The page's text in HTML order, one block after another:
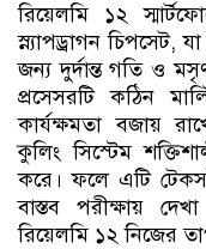
রিয়েলমি ১২
স্ন্যাপড্রাগন চিপসেট,
জন্য দুর্দান্ত গতি ও
প্রসেসরটি কঠিন
কার্যক্ষমতা বজায়
কুলিং সিস্টেম
করে। ফলে এটি
বাস্তব পরীক্ষায়
রিয়েলমি ১২ নিজের